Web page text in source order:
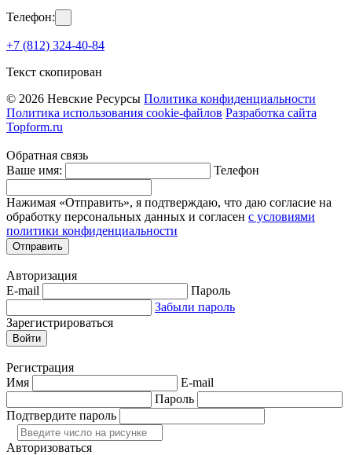
Телефон:
+7 (812) 324-40-84
Текст скопирован
© 2026 Невские Ресурсы Политика конфиденциальности
Политика использования cookie-файлов Разработка сайта
Topform.ru
Обратная связь
Ваше имя:
Телефон
Нажимая «Отправить», я подтверждаю, что даю согласие на
обработку персональных данных и согласен с условиями
политики конфиденциальности
Отправить
Авторизация
E-mail
Пароль
Забыли пароль
Зарегистрироваться
Войти
Регистрация
Имя
E-mail
Пароль
Подтвердите пароль
Авторизоваться